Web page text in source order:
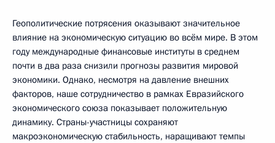
Геополитические потрясения оказывают значительное
влияние на экономическую ситуацию во всём мире. В этом
году международные финансовые институты в среднем
почти в два раза снизили прогнозы развития мировой
экономики. Однако, несмотря на давление внешних
факторов, наше сотрудничество в рамках Евразийского
экономического союза показывает положительную
динамику. Страны-участницы сохраняют
макроэкономическую стабильность, наращивают темпы